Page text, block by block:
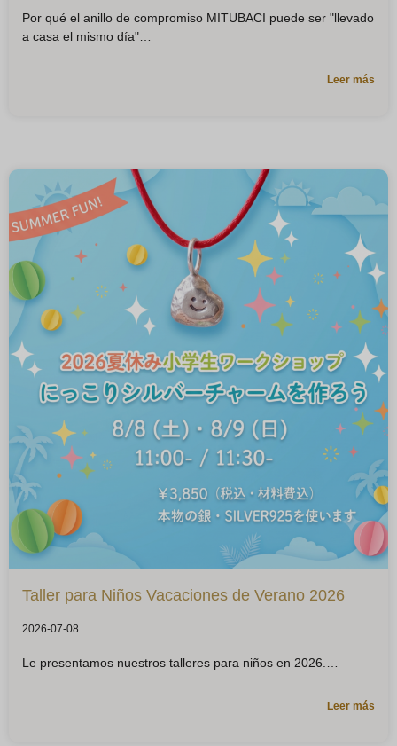
Por qué el anillo de compromiso MITUBACI puede ser "llevado
a casa el mismo día"
Leer más
Taller para Niños Vacaciones de Verano 2026
2026-07-08
Le presentamos nuestros talleres para niños en 2026.
Leer más